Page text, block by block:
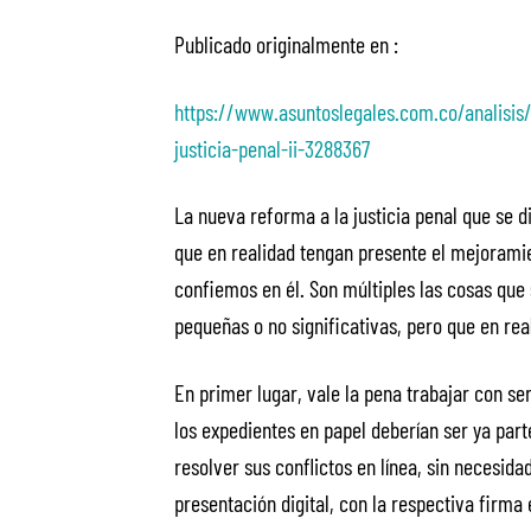
Publicado originalmente en :
https://www.asuntoslegales.com.co/
justicia-penal-ii-3288367
La nueva reforma a la justicia penal que se
que en realidad tengan presente el
confiemos en él. Son múltiples las cosas
pequeñas o no significativas, pero que en
En primer lugar, vale la pena trabajar con
los expedientes en papel deberían ser ya
resolver sus conflictos en línea, sin
presentación digital, con la respectiva firma